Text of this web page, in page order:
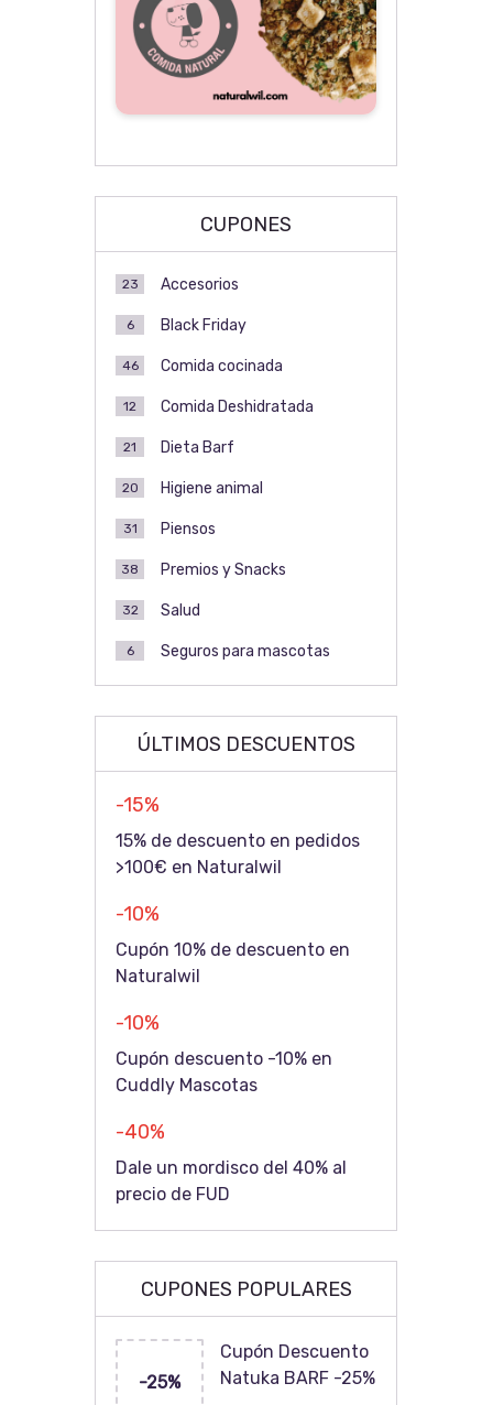
CUPONES
Accesorios
23
Black Friday
6
Comida cocinada
46
Comida Deshidratada
12
Dieta Barf
21
Higiene animal
20
Piensos
31
Premios y Snacks
38
Salud
32
Seguros para mascotas
6
ÚLTIMOS DESCUENTOS
-15%
15% de descuento en pedidos
>100€ en Naturalwil
-10%
Cupón 10% de descuento en
Naturalwil
-10%
Cupón descuento -10% en
Cuddly Mascotas
-40%
Dale un mordisco del 40% al
precio de FUD
CUPONES POPULARES
-25%
Cupón Descuento
Natuka BARF -25%